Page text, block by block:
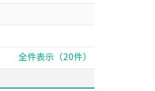
全件表示（20件）